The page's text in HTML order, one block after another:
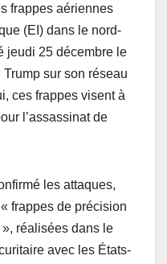
frappes aériennes
(EI) dans le nord-
jeudi 25 décembre le
sur son réseau
ces frappes visent à
l’assassinat de
les attaques,
frappes de précision
réalisées dans le
avec les États-